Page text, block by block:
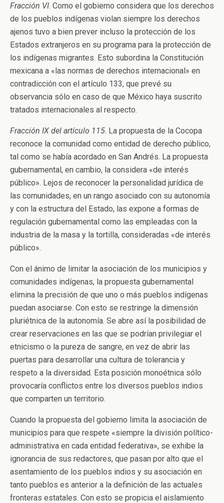
Fracción VI. Como el gobierno considera que los derechos
de los pueblos indígenas violan siempre los derechos
ajenos tuvo a bien prever incluso la protección de los
Estados extranjeros en su programa para la protección de
los indígenas migrantes. Esto subordina la Constitución
mexicana a «las normas de derechos internacional» en
contradicción con el artículo 133, que prevé su
observancia sólo en caso de que México haya suscrito
tratados internacionales al respecto.
Fracción IX del artículo 115. La propuesta de la Cocopa
reconoce la comunidad como entidad de derecho público,
tal como se había acordado en San Andrés. La propuesta
gubernamental, en cambio, la considera «de interés
público». Lejos de reconocer la personalidad jurídica de
las comunidades, en un rango asociado con su autonomía
y con la estructura del Estado, las expone a formas de
regulación gubernamental como las empleadas con la
industria de la masa y la tortilla, consideradas «de interés
público».
Con el ánimo de limitar la asociación de los municipios y
comunidades indígenas, la propuesta gubernamental
elimina la precisión de que uno o más pueblos indígenas
puedan asociarse. Con esto se restringe la dimensión
pluriétnica de la autonomía. Se abre así la posibilidad de
crear reservaciones en las que se podrían privilegiar el
etnicismo o la pureza de sangre, en vez de abrir las
puertas para desarrollar una cultura de tolerancia y
respeto a la diversidad. Esta posición monoétnica sólo
provocaría conflictos entre los diversos pueblos indios
que comparten un territorio.
Cuando la propuesta del gobierno limita la asociación de
municipios para que respete «siempre la división político-
administrativa en cada entidad federativa», se exhibe la
ignorancia de sus redactores, que pasan por alto que el
asentamiento de los pueblos indios y su asociación en
tanto pueblos es anterior a la definición de las actuales
fronteras estatales. Con esto se propicia el aislamiento